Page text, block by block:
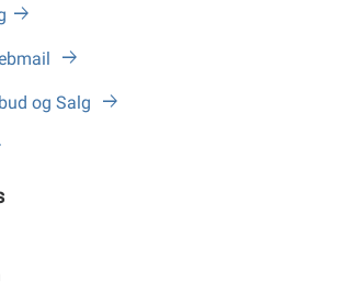
og Salg